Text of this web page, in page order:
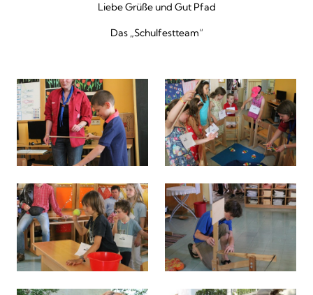
Liebe Grüße und Gut Pfad
Das „Schulfestteam“